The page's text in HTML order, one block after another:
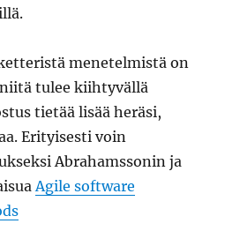
menetelmistä on
tulee kiihtyvällä
tietää lisää heräsi,
Erityisesti voin
Abrahamssonin ja
Agile software